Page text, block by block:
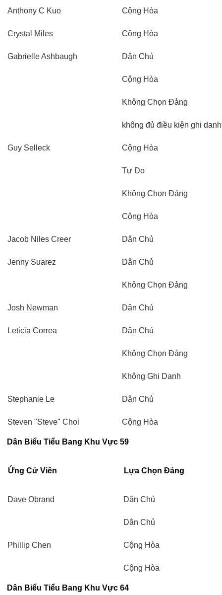
Anthony C Kuo Cộng Hòa
Crystal Miles Cộng Hòa
Gabrielle Ashbaugh Dân Chủ
Cộng Hòa
Không Chọn Đảng
không đủ điều kiện ghi danh
Guy Selleck Cộng Hòa
Tự Do
Không Chọn Đảng
Cộng Hòa
Jacob Niles Creer Dân Chủ
Jenny Suarez Dân Chủ
Không Chọn Đảng
Josh Newman Dân Chủ
Leticia Correa Dân Chủ
Không Chọn Đảng
Không Ghi Danh
Stephanie Le Dân Chủ
Steven "Steve" Choi Cộng Hòa
Dân Biểu Tiểu Bang Khu Vực 59
Ứng Cử Viên Lựa Chọn Đảng
Dave Obrand Dân Chủ
Dân Chủ
Phillip Chen Cộng Hòa
Cộng Hòa
Dân Biểu Tiểu Bang Khu Vực 64